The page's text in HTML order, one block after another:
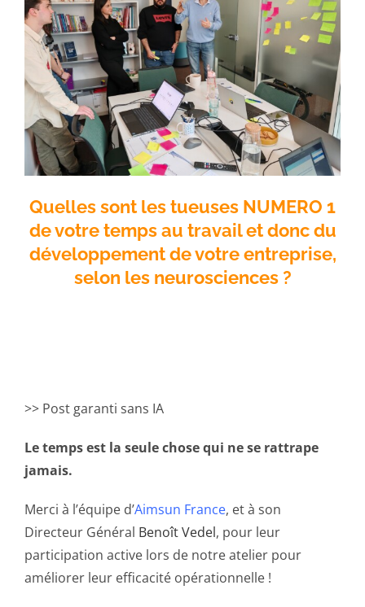
Quelles sont les tueuses NUMERO 1
de votre temps au travail et donc du
développement de votre entreprise,
selon les neurosciences ?
>> Post garanti sans IA
Le temps est la seule chose qui ne se rattrape
jamais.
Merci à l’équipe d’Aimsun France, et à son
Directeur Général Benoît Vedel, pour leur
participation active lors de notre atelier pour
améliorer leur efficacité opérationnelle !